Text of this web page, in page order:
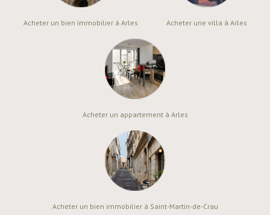
Acheter un bien immobilier à Arles Acheter une villa à Arles
Acheter un appartement à Arles
Acheter un bien immobilier à Saint-Martin-de-Crau